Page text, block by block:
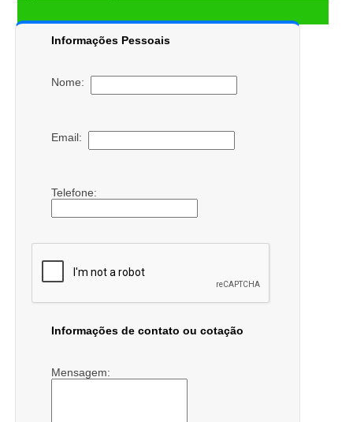
Informações Pessoais
Nome:
Email:
Telefone:
Informações de contato ou cotação
Mensagem: